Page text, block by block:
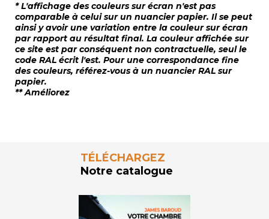
* L'affichage des couleurs sur écran n'est pas
comparable à celui sur un nuancier papier. Il se peut
ainsi y avoir une variation entre la couleur sur écran
par rapport au résultat final. La couleur affichée sur
ce site est par conséquent non contractuelle, seul le
code RAL écrit l'est. Pour une correspondance fine
des couleurs, référez-vous à un nuancier RAL sur
papier.
** Améliorez
TÉLÉCHARGEZ
Notre catalogue